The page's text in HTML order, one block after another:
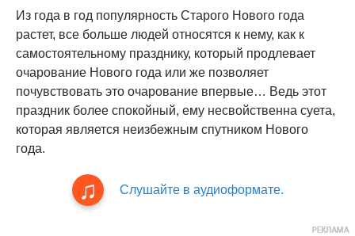
Из года в год популярность Старого Нового года
растет, все больше людей относятся к нему, как к
самостоятельному празднику, который продлевает
очарование Нового года или же позволяет
почувствовать это очарование впервые… Ведь этот
праздник более спокойный, ему несвойственна суета,
которая является неизбежным спутником Нового
года.
Слушайте в аудиоформате.